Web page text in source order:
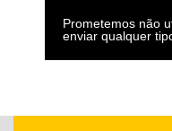
Prometemos não
enviar qualquer